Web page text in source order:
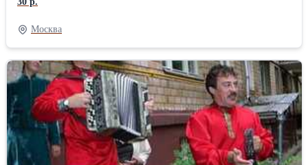
музыки,оригинальная музыка для баяна. В программе возможен
интерактив с гостями и живой вокал под застольные советские и
российские песни. Только живое исполнение без минусов и
плюсов.Мы играем,чтобы сделать Ваш праздник ярким.
Москва